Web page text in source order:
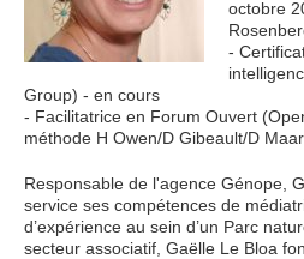
octobre
-
Group) - en cours
- Facilitatrice en Forum Ouvert
méthode H Owen/D Gibeault/D
Responsable de l'agence Génope,
service ses compétences de
d’expérience au sein d’un Parc
secteur associatif, Gaëlle Le Bloa